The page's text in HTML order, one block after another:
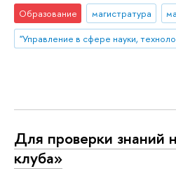
Образование магистратура
Для проверки знаний
клуба»